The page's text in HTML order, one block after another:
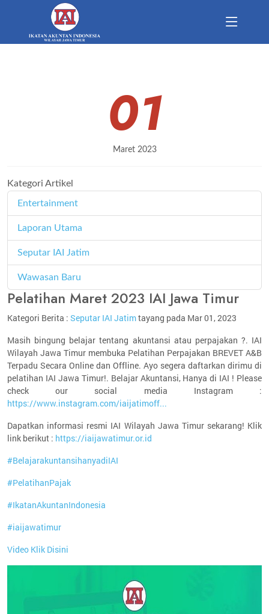
01
Maret 2023
Kategori Artikel
Entertainment
Laporan Utama
Seputar IAI Jatim
Wawasan Baru
Pelatihan Maret 2023 IAI Jawa Timur
Kategori Berita : Seputar IAI Jatimtayang pada Mar 01, 2023
Masih bingung belajar tentang akuntansi atau perpajakan ?. IAI
Wilayah Jawa Timur membuka Pelatihan Perpajakan BREVET A&B
Terpadu Secara Online dan Offline. Ayo segera daftarkan dirimu di
pelatihan IAI Jawa Timur!. Belajar Akuntansi, Hanya di IAI ! Please
check our social media Instagram :
https://www.instagram.com/iaijatimoff...
Dapatkan informasi resmi IAI Wilayah Jawa Timur sekarang! Klik
link berikut : https://iaijawatimur.or.id
#BelajarakuntansihanyadiIAI
#PelatihanPajak
#IkatanAkuntanIndonesia
#iaijawatimur
Video Klik Disini